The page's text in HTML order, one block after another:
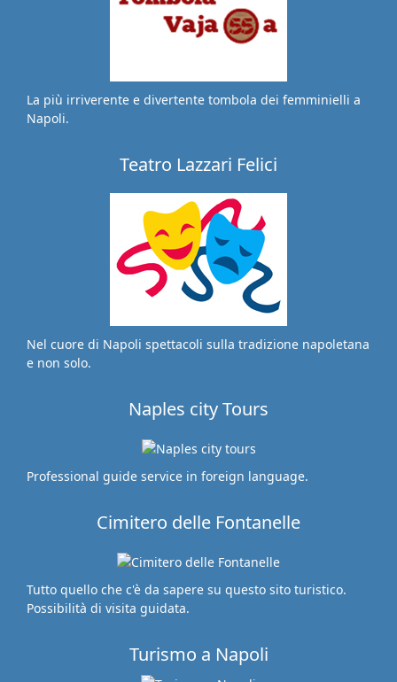
La più irriverente e divertente tombola dei femminielli a
Napoli.
Teatro Lazzari Felici
Nel cuore di Napoli spettacoli sulla tradizione napoletana
e non solo.
Naples city Tours
Professional guide service in foreign language.
Cimitero delle Fontanelle
Tutto quello che c'è da sapere su questo sito turistico.
Possibilità di visita guidata.
Turismo a Napoli